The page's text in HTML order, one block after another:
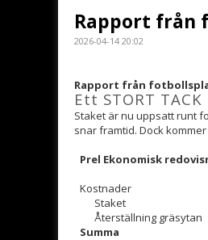
Rapport från
2026-04-14 20:02
Rapport från
Ett STORT
Staket är nu uppsatt runt
snar framtid. Dock
Prel Ekonomisk
Kostnader
Staket
Återställning gräsytan
Summa